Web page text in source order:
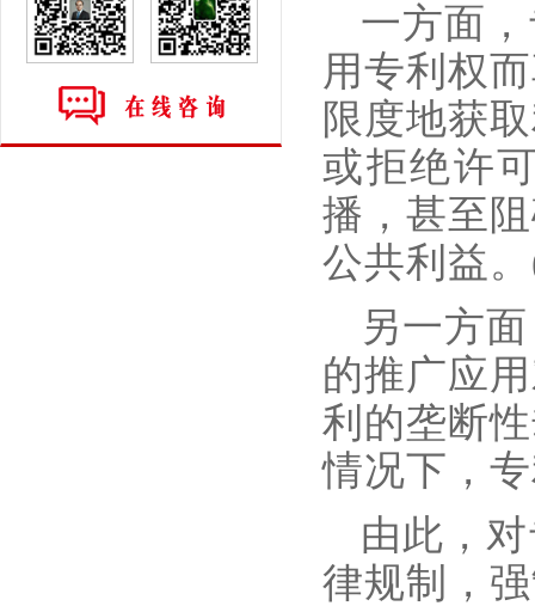
一方面
用专利权
限度地获
或拒绝许
播，甚至
公共利益
另一方
的推广应
利的垄断
情况下，
由此，
律规制，